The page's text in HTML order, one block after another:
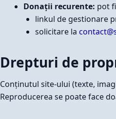
Donații recurente: pot
linkul de gestionare
solicitare la
Drepturi de
Conținutul site-ului (texte,
Reproducerea se poate face